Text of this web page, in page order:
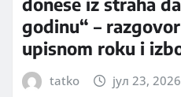
godinu“ –
upisnom roku i
tatko јул 23, 2026